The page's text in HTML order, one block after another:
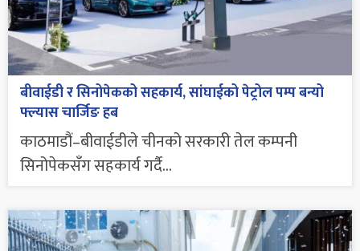
बीवाईडी र सिनोपेकको सहकार्य, सांघाईको पेट्रोल पम्प बन्यो
फ्ल्यास चार्जिङ हब
काठमाडौं–बीवाईडीले चीनको सरकारी तेल कम्पनी
सिनोपेकसँग सहकार्य गर्दै...